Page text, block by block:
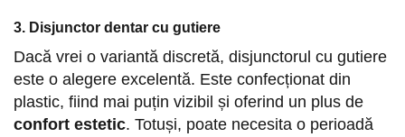
3. Disjunctor dentar cu gutiere
Dacă vrei o variantă discretă, disjunctorul cu gutiere
este o alegere excelentă. Este confecționat din
plastic, fiind mai puțin vizibil și oferind un plus de
confort estetic. Totuși, poate necesita o perioadă